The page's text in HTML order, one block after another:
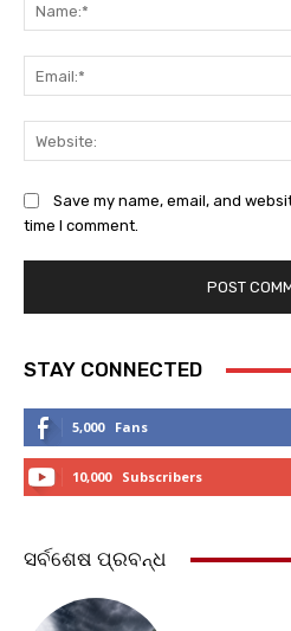
Save my name, email, and
time I comment.
STAY CONNECTED
5,000 Fans
10,000 Subscribers
ସର୍ବଶେଷ ପ୍ରବନ୍ଧ